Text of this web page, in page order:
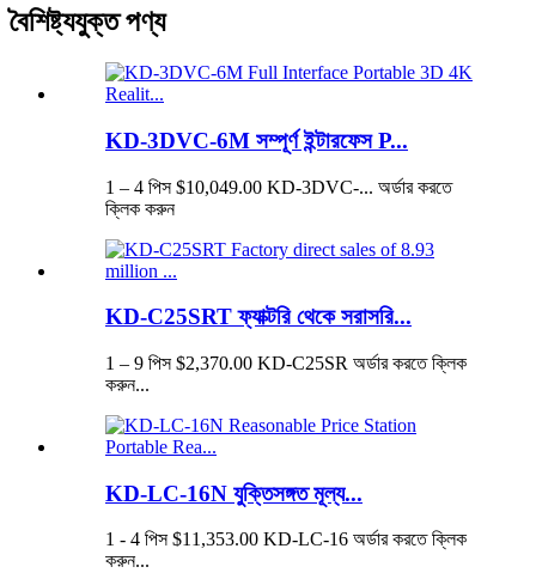
বৈশিষ্ট্যযুক্ত পণ্য
KD-3DVC-6M সম্পূর্ণ ইন্টারফেস P...
1 – 4 পিস $10,049.00 KD-3DVC-... অর্ডার করতে
ক্লিক করুন
KD-C25SRT ফ্যাক্টরি থেকে সরাসরি...
1 – 9 পিস $2,370.00 KD-C25SR অর্ডার করতে ক্লিক
করুন...
KD-LC-16N যুক্তিসঙ্গত মূল্য...
1 - 4 পিস $11,353.00 KD-LC-16 অর্ডার করতে ক্লিক
করুন...